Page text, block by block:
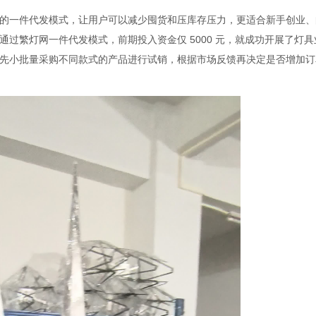
代发模式，让用户可以减少囤货和压库存压力，更适合新手创业
过繁灯网一件代发模式，前期投入资金仅 5000 元，就成功开展了灯具
小批量采购不同款式的产品进行试销，根据市场反馈再决定是否增加